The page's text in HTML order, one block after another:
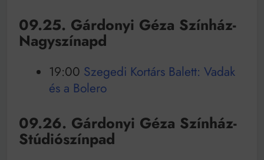
09.25. Gárdonyi Géza Színház-
Nagyszínapd
19:00 Szegedi Kortárs Balett: Vadak
és a Bolero
09.26. Gárdonyi Géza Színház-
Stúdiószínpad